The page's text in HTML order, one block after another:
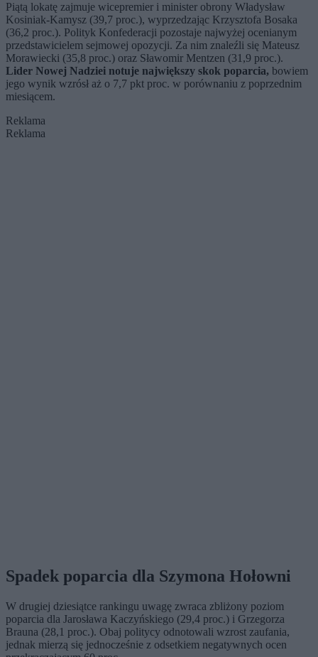
Piątą lokatę zajmuje wicepremier i minister obrony Władysław
Kosiniak-Kamysz (39,7 proc.), wyprzedzając Krzysztofa Bosaka
(36,2 proc.). Polityk Konfederacji pozostaje najwyżej ocenianym
przedstawicielem sejmowej opozycji. Za nim znaleźli się Mateusz
Morawiecki (35,8 proc.) oraz Sławomir Mentzen (31,9 proc.).
Lider Nowej Nadziei notuje największy skok poparcia, bowiem
jego wynik wzrósł aż o 7,7 pkt proc. w porównaniu z poprzednim
miesiącem.
Reklama
Reklama
Spadek poparcia dla Szymona Hołowni
W drugiej dziesiątce rankingu uwagę zwraca zbliżony poziom
poparcia dla Jarosława Kaczyńskiego (29,4 proc.) i Grzegorza
Brauna (28,1 proc.). Obaj politycy odnotowali wzrost zaufania,
jednak mierzą się jednocześnie z odsetkiem negatywnych ocen